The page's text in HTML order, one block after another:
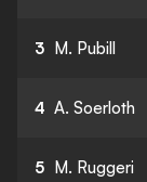
3 M. Pubill
4 A. Soerloth
5 M. Ruggeri